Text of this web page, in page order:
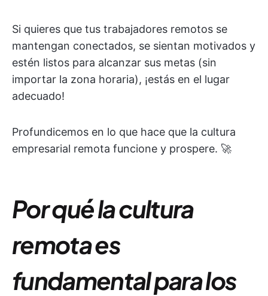
Si quieres que tus trabajadores remotos se
mantengan conectados, se sientan motivados y
estén listos para alcanzar sus metas (sin
importar la zona horaria), ¡estás en el lugar
adecuado!
Profundicemos en lo que hace que la cultura
empresarial remota funcione y prospere. 🚀
Por qué la cultura
remota es
fundamental para los